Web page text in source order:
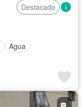
Destacado
Agua